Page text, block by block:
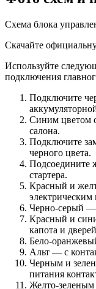
Схема блока
Скачайте
Используйте
подключения
Подключите
Синим цветом
салона.
Подключите
черного цвета.
Подсоедините
стартера.
Красный и
электрическим
Черно-серый —
Красный и
капота и
Бело-
Альт — с
Черным и
питания
Желто-